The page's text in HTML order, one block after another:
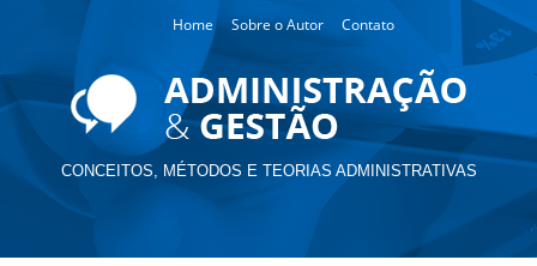
Home Sobre o Autor Contato
CONCEITOS, MÉTODOS E TEORIAS ADMINISTRATIVAS